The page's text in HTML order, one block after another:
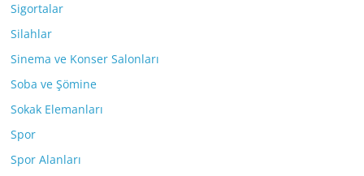
Sigortalar
Silahlar
Sinema ve Konser Salonları
Soba ve Şömine
Sokak Elemanları
Spor
Spor Alanları